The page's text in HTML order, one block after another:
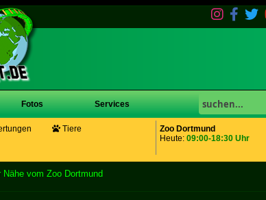
Fotos Services
Zoo Dortmund
Heute: 09:00-18:30 Uhr
Tiere
vom Zoo Dortmund